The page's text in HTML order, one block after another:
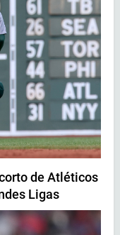
de Atléticos
Ligas